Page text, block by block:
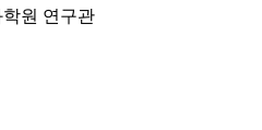
원 연구관